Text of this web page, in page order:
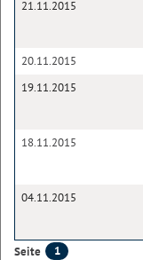
21.11.2015
20.11.2015
19.11.2015
18.11.2015
04.11.2015
Seite
1